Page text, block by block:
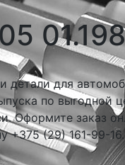
детали для
по выгодной
Оформите заказ
+375 (29) 161-99-16.